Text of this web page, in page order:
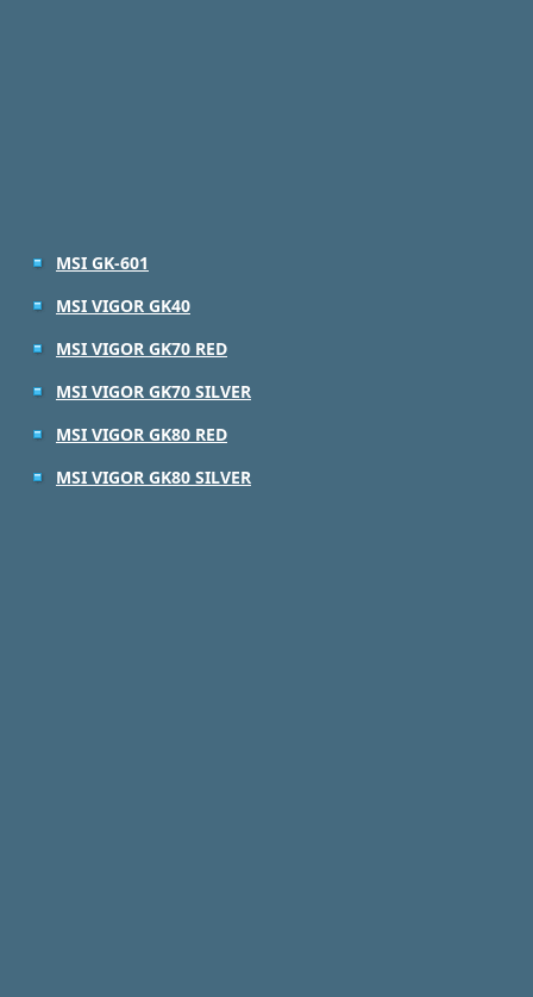
MSI GK-601
MSI VIGOR GK40
MSI VIGOR GK70 RED
MSI VIGOR GK70 SILVER
MSI VIGOR GK80 RED
MSI VIGOR GK80 SILVER